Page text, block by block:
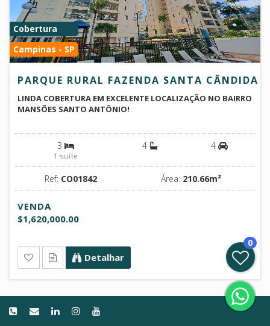
Cobertura
Campinas - SP
PARQUE RURAL FAZENDA SANTA CÂNDIDA
LINDA COBERTURA EM EXCELENTE LOCALIZAÇÃO NO BAIRRO
MANSÕES SANTO ANTÔNIO!
3
1 suíte
4 4
Ref: CO01842 Área: 210.66m²
VENDA
$1,620,000.00
Detalhar
0